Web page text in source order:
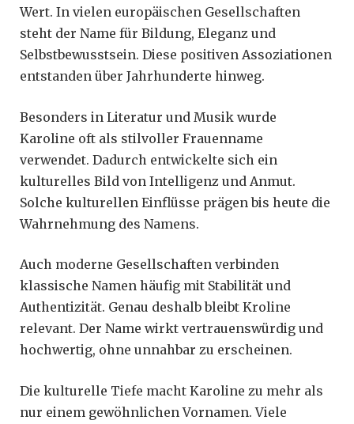
Wert. In vielen europäischen Gesellschaften
steht der Name für Bildung, Eleganz und
Selbstbewusstsein. Diese positiven Assoziationen
entstanden über Jahrhunderte hinweg.
Besonders in Literatur und Musik wurde
Karoline oft als stilvoller Frauenname
verwendet. Dadurch entwickelte sich ein
kulturelles Bild von Intelligenz und Anmut.
Solche kulturellen Einflüsse prägen bis heute die
Wahrnehmung des Namens.
Auch moderne Gesellschaften verbinden
klassische Namen häufig mit Stabilität und
Authentizität. Genau deshalb bleibt Kroline
relevant. Der Name wirkt vertrauenswürdig und
hochwertig, ohne unnahbar zu erscheinen.
Die kulturelle Tiefe macht Karoline zu mehr als
nur einem gewöhnlichen Vornamen. Viele